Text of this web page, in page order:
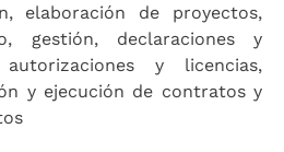
elaboración de proyectos,
gestión, declaraciones y
y licencias,
y ejecución de contratos y